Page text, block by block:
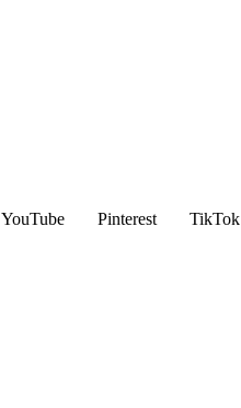
YouTube Pinterest TikTok